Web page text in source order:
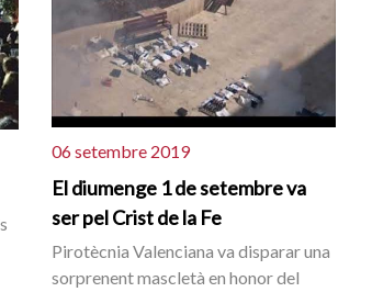
06 setembre 2019
El diumenge 1 de setembre va
ser pel Crist de la Fe
Pirotècnia Valenciana va disparar una
sorprenent mascletà en honor del